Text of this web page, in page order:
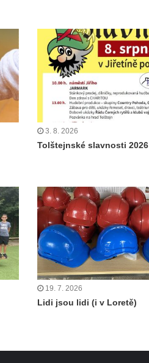
3. 8. 2026
Tolštejnské slavnosti 2026
19. 7. 2026
Lidi jsou lidi (i v Loretě)